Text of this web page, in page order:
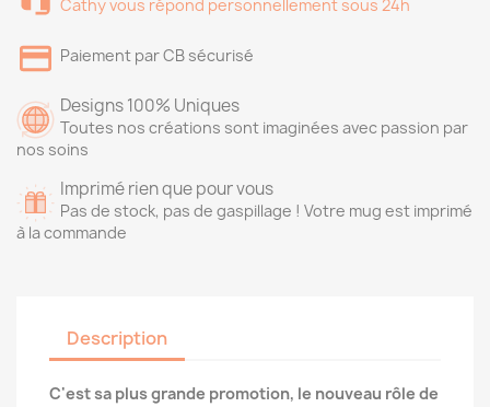
Cathy vous répond personnellement sous 24h
Paiement par CB sécurisé
Designs 100% Uniques
Toutes nos créations sont imaginées avec passion par
nos soins
Imprimé rien que pour vous
Pas de stock, pas de gaspillage ! Votre mug est imprimé
à la commande
Description
C'est sa plus grande promotion, le nouveau rôle de